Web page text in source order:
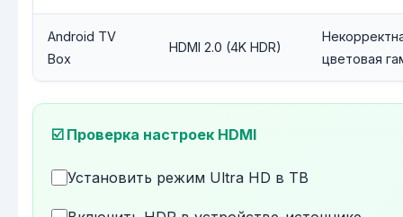
Android TV
Box
HDMI 2.0 (4K HDR)
цветовая
☑️ Проверка настроек HDMI
Установить режим Ultra HD в ТВ